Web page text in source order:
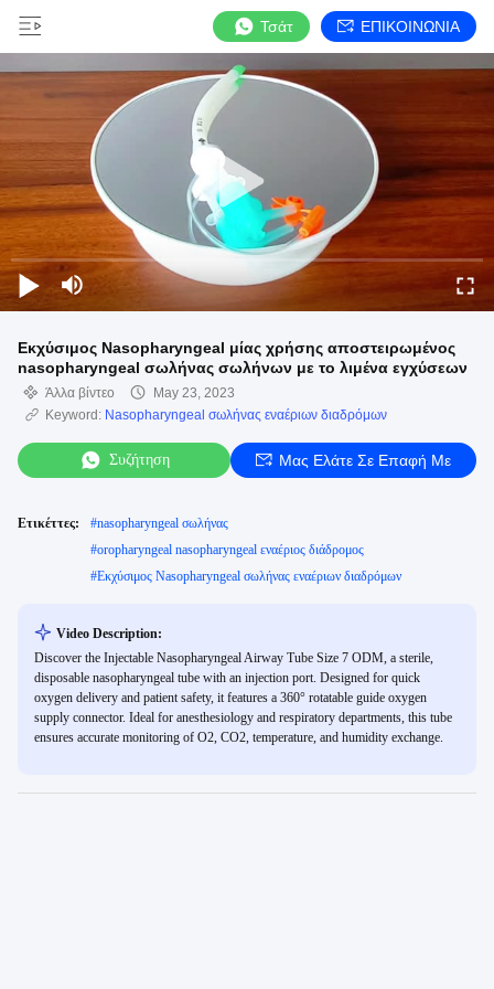
Τσάτ ΕΠΙΚΟΙΝΩΝΙΑ
Εκχύσιμος Nasopharyngeal μίας χρήσης αποστειρωμένος
nasopharyngeal σωλήνας σωλήνων με το λιμένα εγχύσεων
Άλλα βίντεο
May 23, 2023
Keyword: Nasopharyngeal σωλήνας εναέριων διαδρόμων
Συζήτηση Μας Ελάτε Σε Επαφή Με
Ετικέττες: #nasopharyngeal σωλήνας
#oropharyngeal nasopharyngeal εναέριος διάδρομος
#Εκχύσιμος Nasopharyngeal σωλήνας εναέριων διαδρόμων
Video Description:
Discover the Injectable Nasopharyngeal Airway Tube Size 7 ODM, a sterile,
disposable nasopharyngeal tube with an injection port. Designed for quick
oxygen delivery and patient safety, it features a 360° rotatable guide oxygen
supply connector. Ideal for anesthesiology and respiratory departments, this tube
ensures accurate monitoring of O2, CO2, temperature, and humidity exchange.